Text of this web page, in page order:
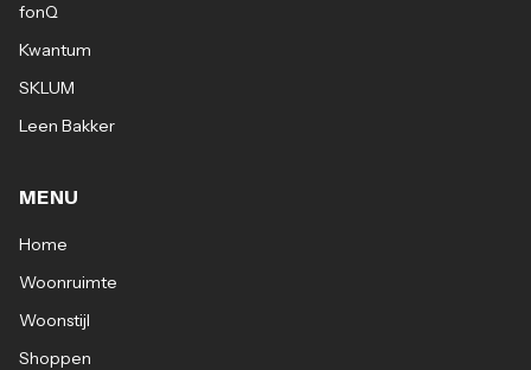
fonQ
Kwantum
SKLUM
Leen Bakker
MENU
Home
Woonruimte
Woonstijl
Shoppen